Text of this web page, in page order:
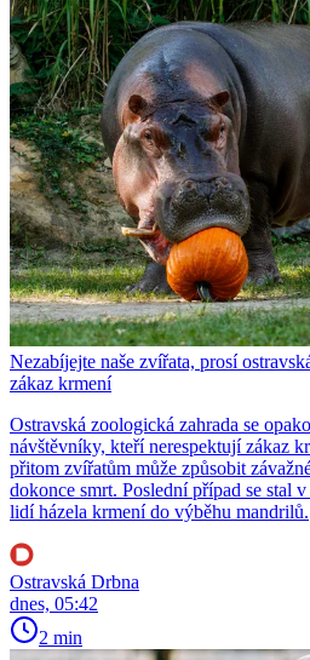
Nezabíjejte naše zvířata, prosí
zákaz krmení
Ostravská zoologická zahrada se
návštěvníky, kteří nerespektují zákaz
přitom zvířatům může způsobit
dokonce smrt. Poslední případ se stal
lidí házela krmení do výběhu mandrilů.
Ostravská Drbna
dnes, 05:42
2 min